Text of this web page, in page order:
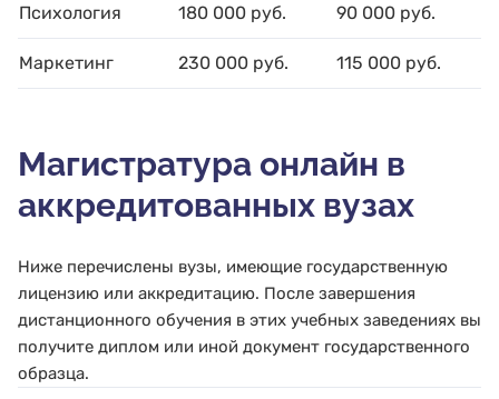
Психология 180 000 руб. 90 000 руб.
Маркетинг 230 000 руб. 115 000 руб.
Магистратура онлайн в
аккредитованных вузах
Ниже перечислены вузы, имеющие государственную
лицензию или аккредитацию. После завершения
дистанционного обучения в этих учебных заведениях вы
получите диплом или иной документ государственного
образца.